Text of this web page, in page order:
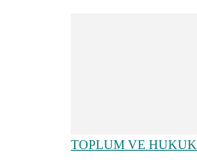
TOPLUM VE HUKUK